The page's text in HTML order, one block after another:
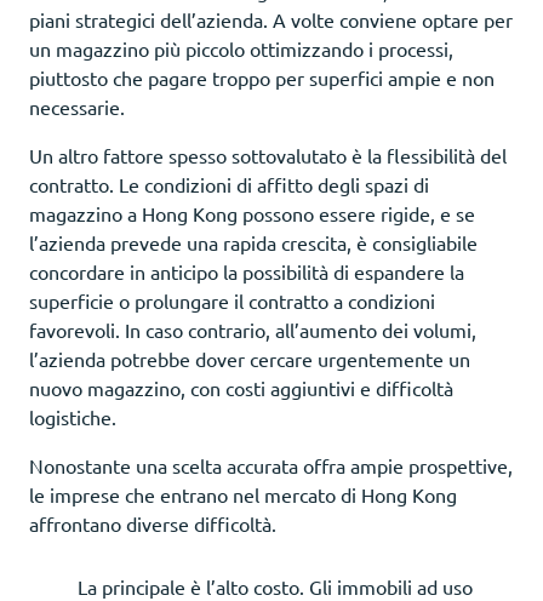
piani strategici dell’azienda. A volte conviene optare per
un magazzino più piccolo ottimizzando i processi,
piuttosto che pagare troppo per superfici ampie e non
necessarie.
Un altro fattore spesso sottovalutato è la flessibilità del
contratto. Le condizioni di affitto degli spazi di
magazzino a Hong Kong possono essere rigide, e se
l’azienda prevede una rapida crescita, è consigliabile
concordare in anticipo la possibilità di espandere la
superficie o prolungare il contratto a condizioni
favorevoli. In caso contrario, all’aumento dei volumi,
l’azienda potrebbe dover cercare urgentemente un
nuovo magazzino, con costi aggiuntivi e difficoltà
logistiche.
Nonostante una scelta accurata offra ampie prospettive,
le imprese che entrano nel mercato di Hong Kong
affrontano diverse difficoltà.
La principale è l’alto costo. Gli immobili ad uso